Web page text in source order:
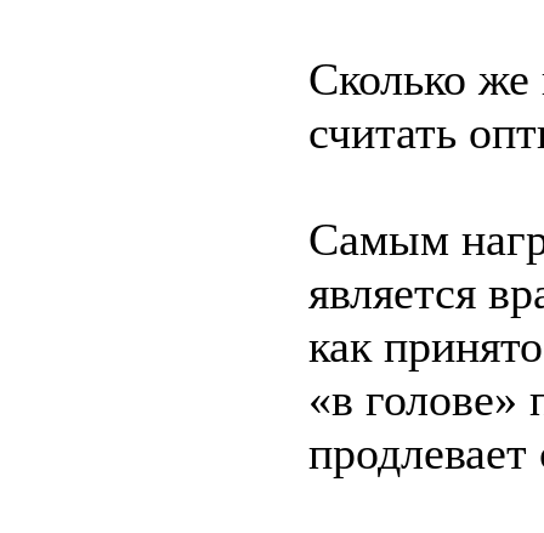
Сколько же
считать
Самым
является
как
«в голове»